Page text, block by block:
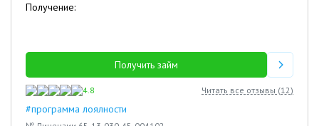
Получение:
Получить займ
4.8 Читать все отзывы (12)
#программа лоялности